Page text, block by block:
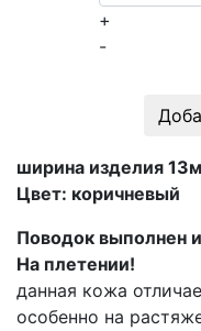
+
-
ширина изделия
Цвет: коричневый
Поводок выполнен
На плетении!
данная кожа
особенно на